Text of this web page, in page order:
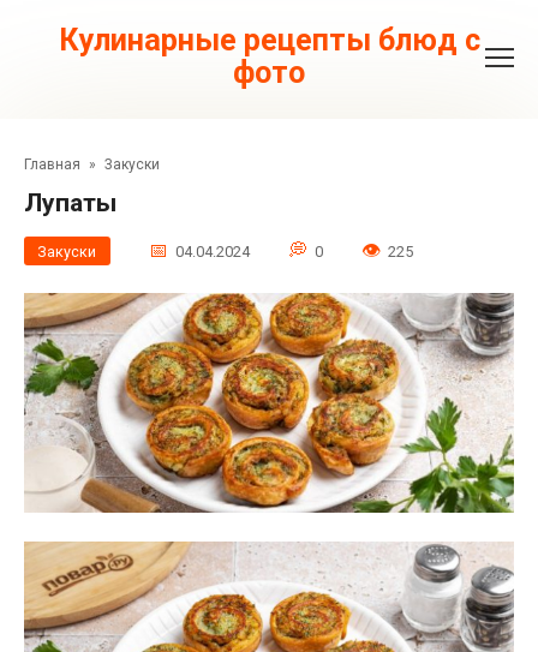
контентуКулинарные рецепты блюд с
фото
Главная » Закуски
Лупаты
Закуски 04.04.2024 0 225